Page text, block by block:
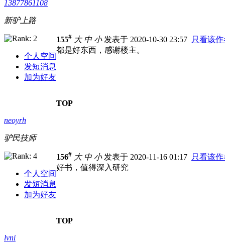
13877861108
新驴上路
个人空间
发短消息
加为好友
155# 大 中 小发表于 2020-10-30 23:57 只看该
都是好东西，感谢楼主。
TOP
neoyrh
驴民技师
个人空间
发短消息
加为好友
156# 大 中 小发表于 2020-11-16 01:17 只看该
好书，值得深入研究
TOP
lvni